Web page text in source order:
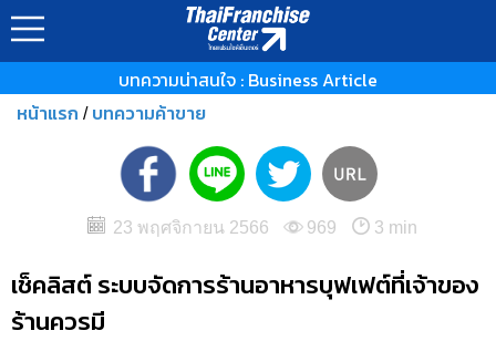
บทความน่าสนใจ : Business Article
หน้าแรก / บทความค้าขาย
23 พฤศจิกายน 2566 969 3 min
เช็คลิสต์ ระบบจัดการร้านอาหารบุฟเฟต์ที่เจ้าของ
ร้านควรมี